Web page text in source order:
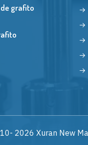
grafito
2026 Xuran New